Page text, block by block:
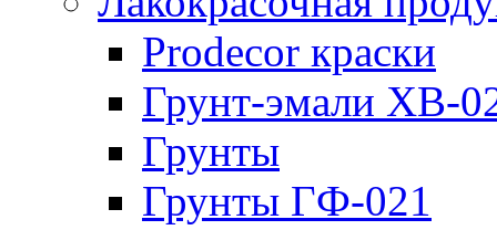
Prodecor краски
Грунт-эмали ХВ-
Грунты
Грунты ГФ-021